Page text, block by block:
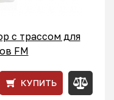
с трассом для
FM
КУПИТЬ